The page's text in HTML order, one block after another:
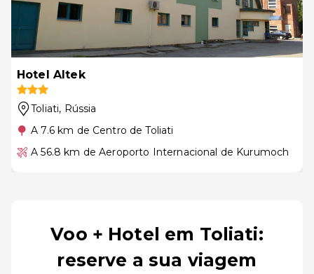
Hotel Altek
Toliati, Rússia
A 7.6 km de Centro de Toliati
A 56.8 km de Aeroporto Internacional de Kurumoch
Voo + Hotel em Toliati:
reserve a sua viagem